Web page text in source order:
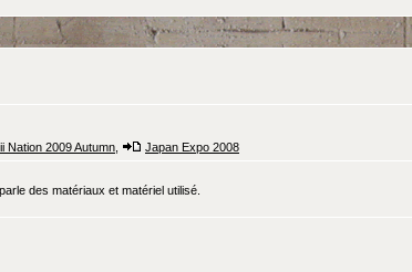
Nation 2009 Autumn Japan Expo 2008
des matériaux et matériel utilisé.